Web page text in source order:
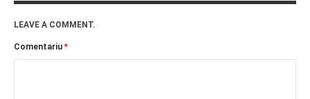
LEAVE A COMMENT.
Comentariu *